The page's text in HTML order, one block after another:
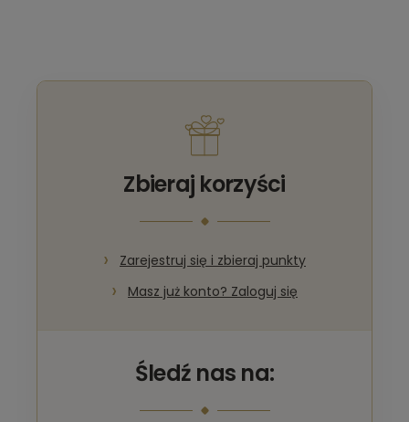
Zbieraj korzyści
Zarejestruj się i zbieraj punkty
Masz już konto? Zaloguj się
Śledź nas na: